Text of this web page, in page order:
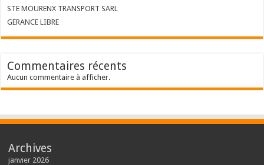
STE MOURENX TRANSPORT SARL
GERANCE LIBRE
Commentaires récents
Aucun commentaire à afficher.
Archives
janvier 2026